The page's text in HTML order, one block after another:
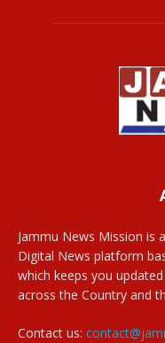
Jammu News Mission is
Digital News platform
which keeps you
across the Country and
Contact us: